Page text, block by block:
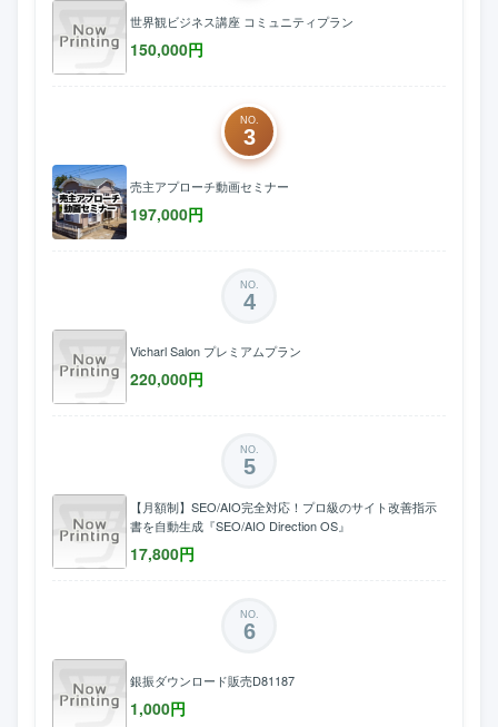
世界観ビジネス講座 コミュニティプラン
150,000円
NO.
3
売主アプローチ動画セミナー
197,000円
NO.
4
Vicharl Salon プレミアムプラン
220,000円
NO.
5
【月額制】SEO/AIO完全対応！プロ級のサイト改善指示
書を自動生成『SEO/AIO Direction OS』
17,800円
NO.
6
銀振ダウンロード販売D81187
1,000円